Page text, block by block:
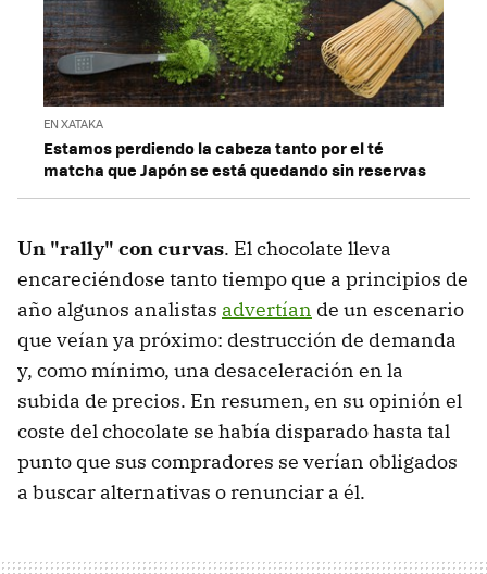
EN XATAKA
Estamos perdiendo la cabeza tanto por el té
matcha que Japón se está quedando sin reservas
Un "rally" con curvas. El chocolate lleva
encareciéndose tanto tiempo que a principios de
año algunos analistas advertían de un escenario
que veían ya próximo: destrucción de demanda
y, como mínimo, una desaceleración en la
subida de precios. En resumen, en su opinión el
coste del chocolate se había disparado hasta tal
punto que sus compradores se verían obligados
a buscar alternativas o renunciar a él.